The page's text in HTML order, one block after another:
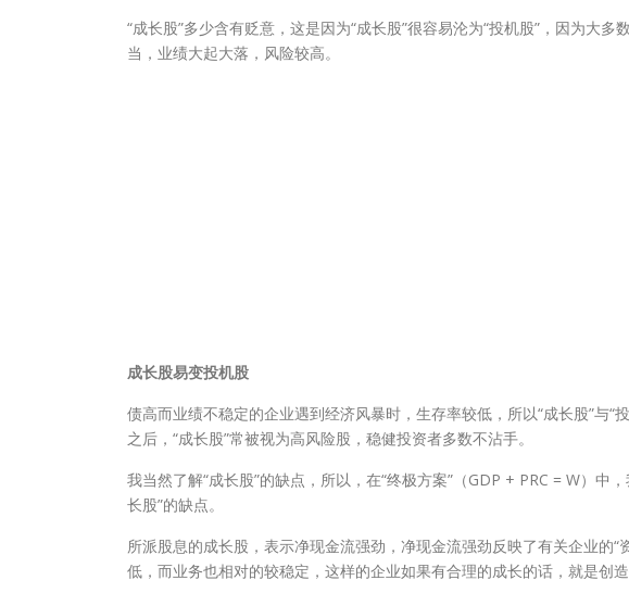
“成长股”多少含有贬意，这是因为“成长股”很容易沦为“投机股”，因为大
当，业绩大起大落，风险较高。
成长股易变投机股
债高而业绩不稳定的企业遇到经济风暴时，生存率较低，所以“成长股”与“
之后，“成长股”常被视为高风险股，稳健投资者多数不沾手。
我当然了解“成长股”的缺点，所以，在“终极方案”（GDP + PRC = W）中
长股”的缺点。
所派股息的成长股，表示净现金流强劲，净现金流强劲反映了有关企业的“
低，而业务也相对的较稳定，这样的企业如果有合理的成长的话，就是创造